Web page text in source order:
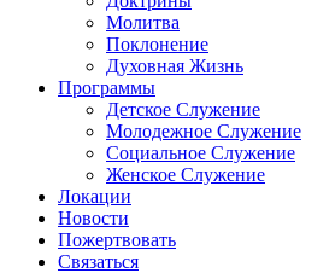
Молитва
Поклонение
Духовная Жизнь
Программы
Детское Служение
Молодежное Служение
Социальное Служение
Женское Служение
Локации
Новости
Пожертвовать
Связаться